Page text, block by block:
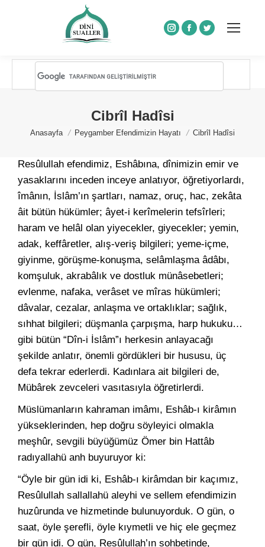
Instagram
Facebook
Twitter
Cibrîl Hadîsi
You are here:
Anasayfa Peygamber Efendimizin Hayatı Cibrîl Hadîsi
Resûlullah efendimiz, Eshâbına, dînimizin emir ve
yasaklarını inceden inceye anlatıyor, öğretiyorlardı,
îmânın, İslâm’ın şartları, namaz, oruç, hac, zekâta
âit bütün hükümler; âyet-i kerîmelerin tefsîrleri;
haram ve helâl olan yiyecekler, giyecekler; yemin,
adak, keffâretler, alış-veriş bilgileri; yeme-içme,
giyinme, görüşme-konuşma, selâmlaşma âdâbı,
komşuluk, akrabâlık ve dostluk münâsebetleri;
evlenme, nafaka, verâset ve mîras hükümleri;
dâvalar, cezalar, anlaşma ve ortaklıklar; sağlık,
sıhhat bilgileri; düşmanla çarpışma, harp hukuku…
gibi bütün “Dîn-i İslâm”ı herkesin anlayacağı
şekilde anlatır, önemli gördükleri bir hususu, üç
defa tekrar ederlerdi. Kadınlara ait bilgileri de,
Mübârek zevceleri vasıtasıyla öğretirlerdi.
Müslümanların kahraman imâmı, Eshâb-ı kirâmın
yükseklerinden, hep doğru söyleyici olmakla
meşhûr, sevgili büyüğümüz Ömer bin Hattâb
radıyallahü anh buyuruyor ki:
“Öyle bir gün idi ki, Eshâb-ı kirâmdan bir kaçımız,
Resûlullah sallallahü aleyhi ve sellem efendimizin
huzûrunda ve hizmetinde bulunuyorduk. O gün, o
saat, öyle şerefli, öyle kıymetli ve hiç ele geçmez
bir gün idi. O gün, Resûlullah’ın sohbetinde,